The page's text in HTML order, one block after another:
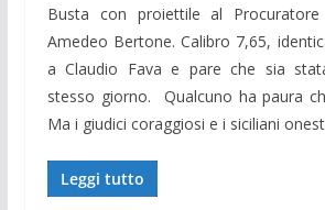
Busta con proiettile al Procuratore
Amedeo Bertone. Calibro 7,65,
a Claudio Fava e pare che sia
stesso giorno. Qualcuno ha paura
Ma i giudici coraggiosi e i siciliani
Leggi tutto